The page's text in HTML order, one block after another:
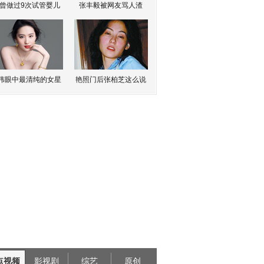
做过9次试管婴儿 张丰毅被网友骂人渣
眼中最清纯的女星 艳照门后张柏芝这么说
视频 影视剧 综艺 原创